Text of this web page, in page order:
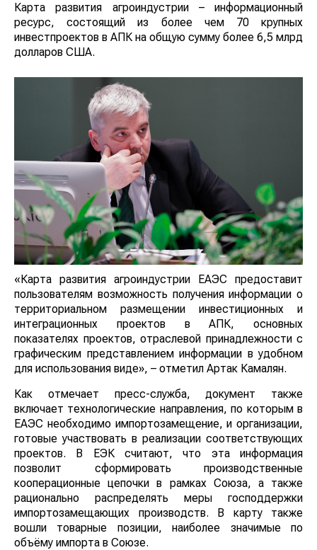
Карта развития агроиндустрии – информационный
ресурс, состоящий из более чем 70 крупных
инвестпроектов в АПК на общую сумму более 6,5 млрд
долларов США.
«Карта развития агроиндустрии ЕАЭС предоставит
пользователям возможность получения информации о
территориальном размещении инвестиционных и
интеграционных проектов в АПК, основных
показателях проектов, отраслевой принадлежности с
графическим представлением информации в удобном
для использования виде», – отметил Артак Камалян.
Как отмечает пресс-служба, документ также
включает технологические направления, по которым в
ЕАЭС необходимо импортозамещение, и организации,
готовые участвовать в реализации соответствующих
проектов. В ЕЭК считают, что эта информация
позволит сформировать производственные
кооперационные цепочки в рамках Союза, а также
рационально распределять меры господдержки
импортозамещающих производств. В карту также
вошли товарные позиции, наиболее значимые по
объёму импорта в Союзе.